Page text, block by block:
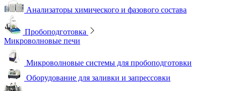
Анализаторы химического и фазового состава
Пробоподготовка
Микроволновые печи
Микроволновые системы для пробоподготовки
Оборудование для заливки и запрессовки